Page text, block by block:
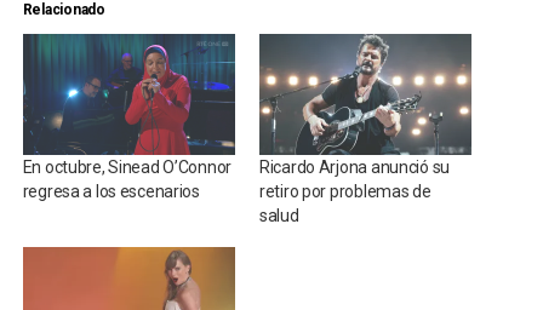
Relacionado
En octubre, Sinead O’Connor
regresa a los escenarios
Ricardo Arjona anunció su
retiro por problemas de
salud